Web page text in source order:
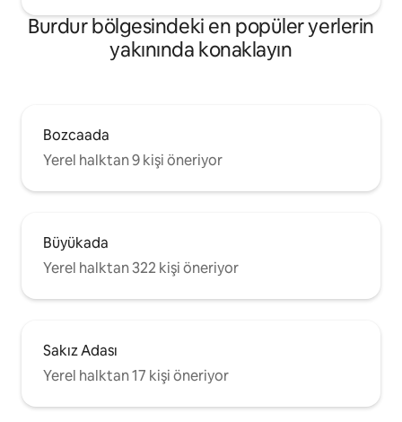
Burdur bölgesindeki en popüler yerlerin
yakınında konaklayın
Bozcaada
Yerel halktan 9 kişi öneriyor
Büyükada
Yerel halktan 322 kişi öneriyor
Sakız Adası
Yerel halktan 17 kişi öneriyor